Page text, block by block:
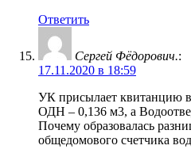
Ответить
Сергей Фёдорович.:
17.11.2020 в 18:59
УК присылает квитанцию
ОДН – 0,136 м3, а
Почему образовалась
общедомового счетчика